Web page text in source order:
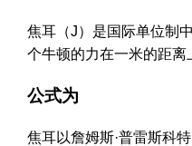
焦耳（J）是国际单位制
个牛顿的力在一米的距离
公式为
焦耳以詹姆斯·普雷斯科